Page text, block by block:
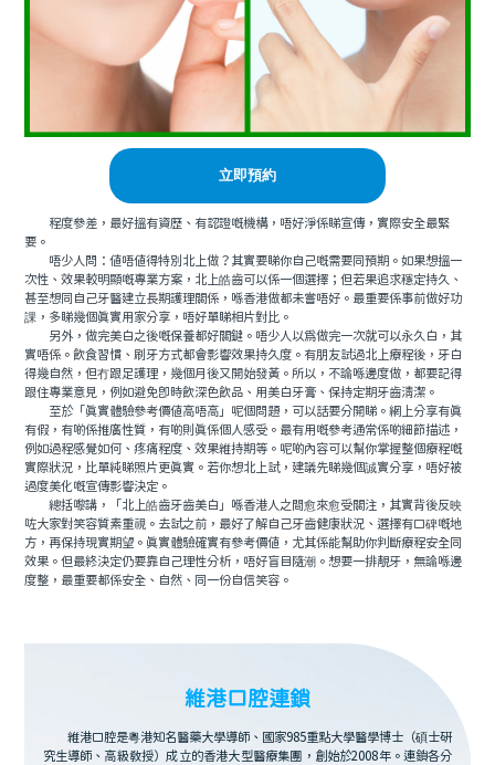
立即預約
程度參差，最好搵有資歷、有認證嘅機構，唔好淨係睇宣傳，實際安全最緊
要。
唔少人問：值唔值得特別北上做？其實要睇你自己嘅需要同預期。如果想搵一
次性、效果較明顯嘅專業方案，北上皓齒可以係一個選擇；但若果追求穩定持久、
甚至想同自己牙醫建立長期護理關係，喺香港做都未嘗唔好。最重要係事前做好功
課，多睇幾個真實用家分享，唔好單睇相片對比。
另外，做完美白之後嘅保養都好關鍵。唔少人以為做完一次就可以永久白，其
實唔係。飲食習慣、刷牙方式都會影響效果持久度。有朋友試過北上療程後，牙白
得幾自然，但冇跟足護理，幾個月後又開始發黃。所以，不論喺邊度做，都要記得
跟住專業意見，例如避免即時飲深色飲品、用美白牙膏、保持定期牙齒清潔。
至於「真實體驗參考價值高唔高」呢個問題，可以話要分開睇。網上分享有真
有假，有啲係推廣性質，有啲則真係個人感受。最有用嘅參考通常係啲細節描述，
例如過程感覺如何、疼痛程度、效果維持期等。呢啲內容可以幫你掌握整個療程嘅
實際狀況，比單純睇照片更真實。若你想北上試，建議先睇幾個誠實分享，唔好被
過度美化嘅宣傳影響決定。
總括嚟講，「北上皓齒牙齒美白」喺香港人之間愈來愈受關注，其實背後反映
咗大家對笑容質素重視。去試之前，最好了解自己牙齒健康狀況、選擇有口碑嘅地
方，再保持現實期望。真實體驗確實有參考價值，尤其係能幫助你判斷療程安全同
效果。但最終決定仍要靠自己理性分析，唔好盲目隨潮。想要一排靚牙，無論喺邊
度整，最重要都係安全、自然、同一份自信笑容。
維港口腔連鎖
維港口腔是粵港知名醫藥大學導師、國家985重點大學醫學博士（碩士研
究生導師、高級教授）成立的香港大型醫療集團，創始於2008年。連鎖各分